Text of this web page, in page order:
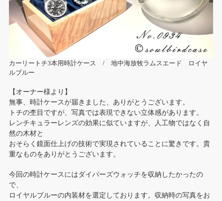
カーリートチ3本用時計ケース / 地中海放牧ラムスエード ロイヤ
ルブルー
【オーナー様より】
無事、時計ケースが届きました、ありがとうございます。
トチの杢目ですが、写真では表現できない立体感があります。
レンチキュラーレンズの効果に似ていますが、人工物ではなく自
然の木材と
おそらく鏡面仕上げの技術で実現されていることに驚きです。貴
重なものをありがとうございます。
今回の時計ケースにはダイバーズウォッチを収納したかったの
で、
ロイヤルブルーの内装材を選定しております。収納時の写真をお